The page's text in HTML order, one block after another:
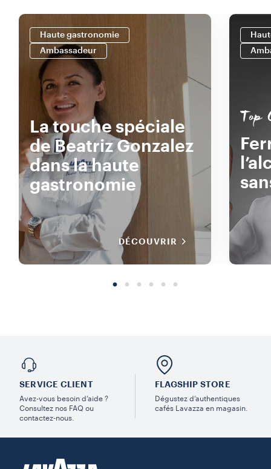
Haute gastronomie
Ambassadeur
La touche spéciale
de Beatriz Gonzalez
dans la haute
gastronomie
DÉCOUVRIR
Top
SERVICE CLIENT
Avez-vous besoin d’aide ?
Consultez nos FAQ ou
contactez-nous.
FLAGSHIP STORE
Dégustez d’authentiques
cafés Lavazza en magasin.